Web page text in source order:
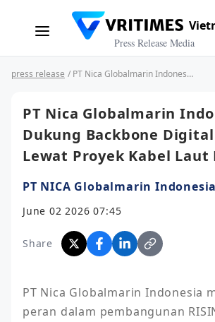
Press Release Media
press release / PT Nica Globalmarin Indonesia Dukung Backbone Digital Regional Lewat Proyek Kabel Laut RISING 8
PT Nica Globalmarin
Dukung Backbone
Lewat Proyek Kabel Laut
PT NICA Globalmarin Indonesia
June 02 2026 07:45
Share
PT Nica Globalmarin Indonesia
peran dalam pembangunan